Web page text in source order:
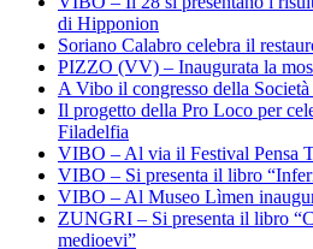
di Hipponion
Soriano Calabro celebra il
PIZZO (VV) – Inaugurata la
A Vibo il congresso della
Il progetto della Pro Loco per
Filadelfia
VIBO – Al via il Festival Pensa
VIBO – Si presenta il libro
VIBO – Al Museo Lìmen
ZUNGRI – Si presenta il libro
medioevi”